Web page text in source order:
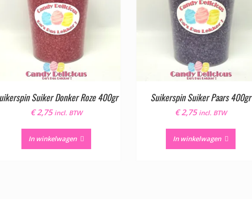
Suiker Donker Roze 400gr
€2,75 incl. BTW
In winkelwagen
Suikerspin Suiker Paars 400gr
€2,75 incl. BTW
In winkelwagen